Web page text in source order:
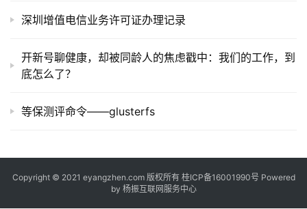
深圳增值电信业务许可证办理记录
开新号聊健康，却被同龄人的焦虑戳中：我们的工作，到
底怎么了？
等保测评命令——glusterfs
Copyright © 2021 eyangzhen.com 版权所有 桂ICP备16001990号 Powered
by 杨振互联网服务中心